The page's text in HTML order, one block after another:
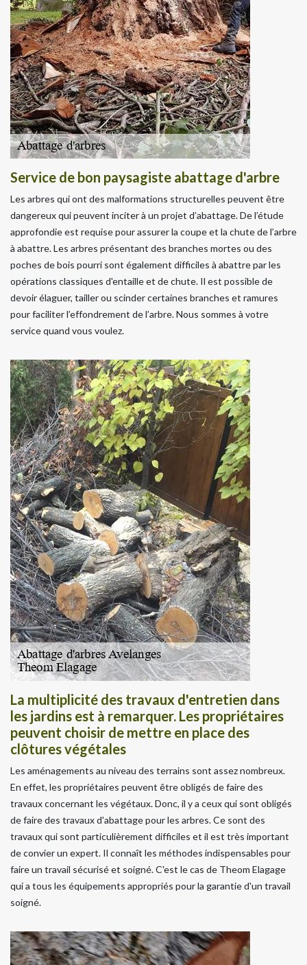
Service de bon paysagiste abattage d'arbre
Les arbres qui ont des malformations structurelles peuvent être
dangereux qui peuvent inciter à un projet d’abattage. De l’étude
approfondie est requise pour assurer la coupe et la chute de l’arbre
à abattre. Les arbres présentant des branches mortes ou des
poches de bois pourri sont également difficiles à abattre par les
opérations classiques d'entaille et de chute. Il est possible de
devoir élaguer, tailler ou scinder certaines branches et ramures
pour faciliter l’effondrement de l’arbre. Nous sommes à votre
service quand vous voulez.
La multiplicité des travaux d'entretien dans
les jardins est à remarquer. Les propriétaires
peuvent choisir de mettre en place des
clôtures végétales
Les aménagements au niveau des terrains sont assez nombreux.
En effet, les propriétaires peuvent être obligés de faire des
travaux concernant les végétaux. Donc, il y a ceux qui sont obligés
de faire des travaux d'abattage pour les arbres. Ce sont des
travaux qui sont particulièrement difficiles et il est très important
de convier un expert. Il connaît les méthodes indispensables pour
faire un travail sécurisé et soigné. C'est le cas de Theom Elagage
qui a tous les équipements appropriés pour la garantie d'un travail
soigné.